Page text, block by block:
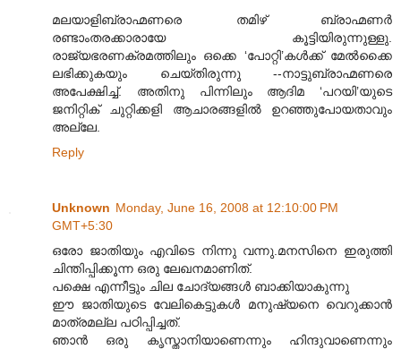
മലയാളിബ്രാഹ്മണരെ തമിഴ് ബ്രാഹ്മണര്‍
രണ്ടാംതരക്കാരായേ കൂട്ടിയിരുന്നുള്ളു.
രാജ്യഭരണക്രമത്തിലും ഒക്കെ ‘പോറ്റി’കള്‍ക്ക് മേല്‍ക്കൈ
ലഭിക്കുകയും ചെയ്തിരുന്നു --നാട്ടുബ്രാഹ്മണരെ
അപേക്ഷിച്ച്. അതിനു പിന്നിലും ആദിമ ‘പറയി’യുടെ
ജനിറ്റിക് ചുറ്റിക്കളി ആചാരങ്ങളില്‍ ഉറഞ്ഞുപോയതാവും
അല്ലേ.
Reply
Unknown Monday, June 16, 2008 at 12:10:00 PM
GMT+5:30
ഒരോ ജാതിയും എവിടെ നിന്നു വന്നു.മനസിനെ ഇരുത്തി
ചിന്തിപ്പിക്കൂന്ന ഒരു ലേഖനമാണിത്.
പക്ഷെ എന്നീട്ടും ചില ചോദ്യങ്ങള്‍ ബാക്കിയാകുന്നു
ഈ ജാതിയുടെ വേലികെട്ടുകള്‍ മനുഷ്യനെ വെറുക്കാന്‍
മാത്രമല്ല പഠിപ്പിച്ചത്.
ഞാന്‍ ഒരു കൃസ്താനിയാണെന്നും ഹിന്ദുവാണെന്നും